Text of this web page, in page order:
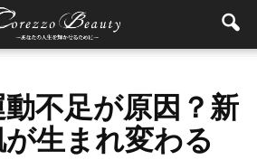
不足が原因？新
生まれ変わる